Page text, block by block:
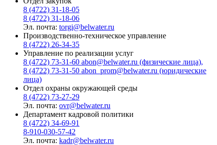
8 (4722) 31-18-05
8 (4722) 31-18-06
Эл. почта: torgi@belwater.ru
Производственно-техническое управление
8 (4722) 26-34-35
Управление по реализации услуг
8 (4722) 73-31-60 abon@belwater.ru (физические лица),
8 (4722) 73-31-50 abon_prom@belwater.ru (юридические
лица)
Отдел охраны окружающей среды
8 (4722) 73-27-29
Эл. почта: ovr@belwater.ru
Департамент кадровой политики
8 (4722) 34-69-91
8-910-030-57-42
Эл. почта: kadr@belwater.ru